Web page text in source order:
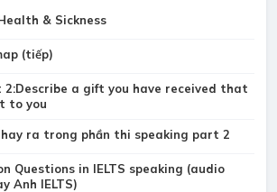
& Sickness
(tiếp)
2:Describe a gift you have received that
to you
hay ra trong phần thi speaking part 2
Questions in IELTS speaking (audio
Anh IELTS)